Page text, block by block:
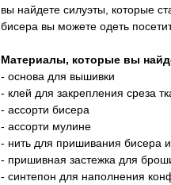
вы найдете силуэты, которые
бисера вы можете одеть
Материалы, которые вы
- основа для вышивки
- клей для закрепления среза
- ассорти бисера
- ассорти мулине
- нить для пришивания бисера и
- пришивная застежка для
- синтепон для наполнения